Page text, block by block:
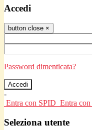
Accedi
button close ×
Password dimenticata?
-
Entra con SPID Entra
Seleziona utente